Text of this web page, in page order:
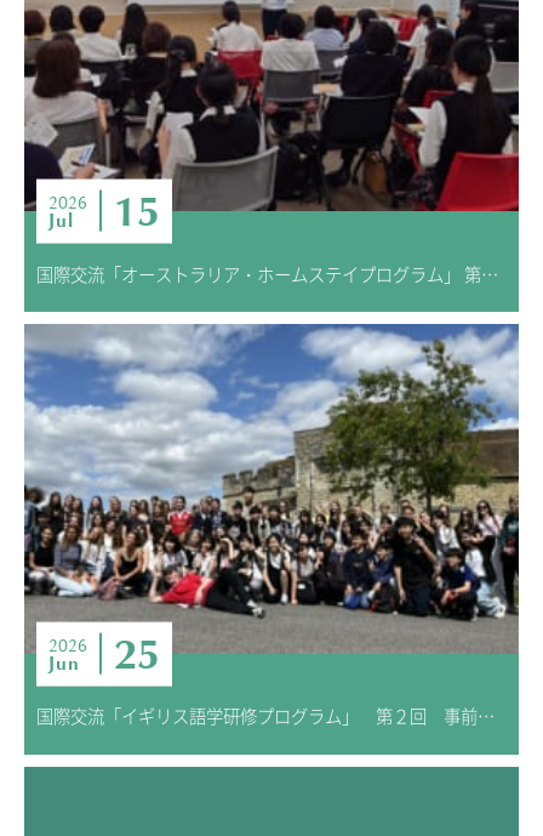
INFORMATION
総合案内
ニュース・トピック
お問い合わせ
キャンパスマップ
アクセスマップ
緊急・災害時の対応
いじめ防止対策
ENGLISHページ
個人情報保護への取り組み
採用情報
地の塩、世の光（スクールモットー）
2026
Jul 15
国際交流「オーストラリア・ホームステイプログラム」 第3回 事前学習
2026
Jun 25
国際交流「イギリス語学研修プログラム」 第２回 事前学習